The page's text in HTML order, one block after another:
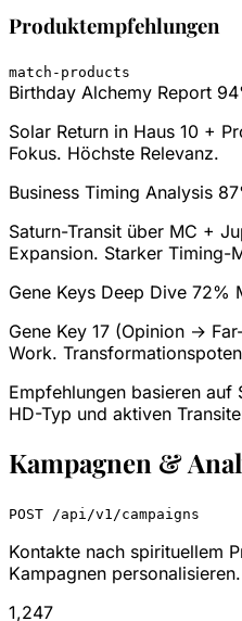
Produktempfehlungen
match-products
Birthday Alchemy Report
Solar Return in Haus 10 +
Fokus. Höchste Relevanz.
Business Timing Analysis
Saturn-Transit über MC +
Expansion. Starker Timing-
Gene Keys Deep Dive 72%
Gene Key 17 (Opinion →
Work.
Empfehlungen basieren auf
HD-Typ und aktiven
Kampagnen &
POST /api/v1/campaigns
Kontakte nach spirituellem
Kampagnen
1,247